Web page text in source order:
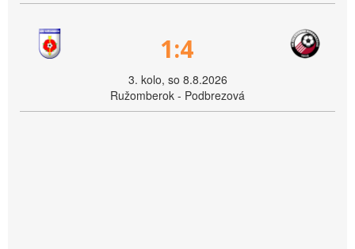
1:4
3. kolo, so 8.8.2026
Ružomberok - Podbrezová